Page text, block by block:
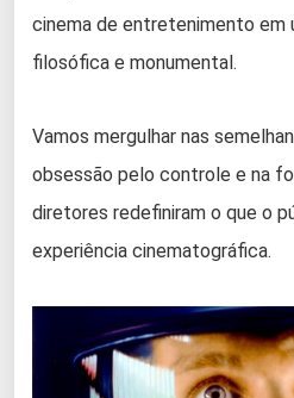
cinema de entretenimento em
filosófica e monumental.
Vamos mergulhar nas
obsessão pelo controle e na
diretores redefiniram o que o
experiência cinematográfica.